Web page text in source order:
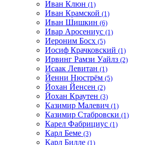
Иван Клюн (1)
Иван Крамской (1)
Иван Шишкин (6)
Ивар Аросениус (1)
Иероним Босх (5)
Иосиф Крачковский (1)
Ирвинг Рамзи Уайлз (2)
Исаак Левитан (1)
Йенни Нюстрём (5)
Йохан Йенсен (2)
Йохан Краутен (3)
Казимир Малевич (1)
Казимир Стабровски (1)
Карел Фабрициус (1)
Карл Беме (3)
Карл Билле (1)